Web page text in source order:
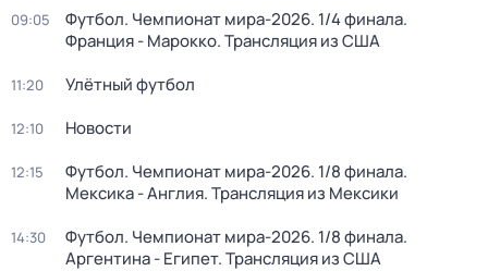
09:05
Футбол. Чемпионат мира-2026. 1/4 финала.
Франция - Марокко. Трансляция из США
11:20 Улётный футбол
12:10 Новости
12:15
Футбол. Чемпионат мира-2026. 1/8 финала.
Мексика - Англия. Трансляция из Мексики
14:30
Футбол. Чемпионат мира-2026. 1/8 финала.
Аргентина - Египет. Трансляция из США